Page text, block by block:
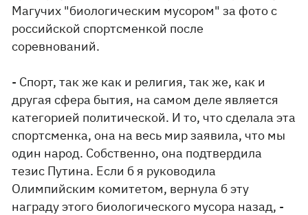
Магучих "биологическим мусором" за фото с
российской спортсменкой после
соревнований.
- Спорт, так же как и религия, так же, как и
другая сфера бытия, на самом деле является
категорией политической. И то, что сделала эта
спортсменка, она на весь мир заявила, что мы
один народ. Собственно, она подтвердила
тезис Путина. Если б я руководила
Олимпийским комитетом, вернула б эту
награду этого биологического мусора назад, -